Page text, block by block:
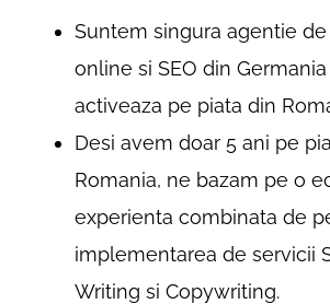
Suntem singura agentie
online si SEO din
activeaza pe piata din
Desi avem doar 5 ani pe
Romania, ne bazam pe o
experienta combinata de
implementarea de servicii
Writing si Copywriting.